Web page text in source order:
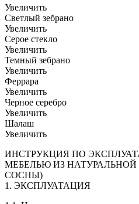
Увеличить
Светлый зебрано
Увеличить
Серое стекло
Увеличить
Темный зебрано
Увеличить
Феррара
Увеличить
Черное серебро
Увеличить
Шалаш
Увеличить
ИНСТРУКЦИЯ ПО
МЕБЕЛЬЮ ИЗ
СОСНЫ)
1. ЭКСПЛУАТАЦИЯ